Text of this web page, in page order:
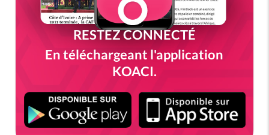
RESTEZ CONNECTÉ
En téléchargeant l'application
KOACI.